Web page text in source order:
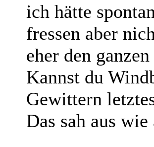
ich hätte
fressen aber
eher den
Kannst du
Gewittern
Das sah aus wie